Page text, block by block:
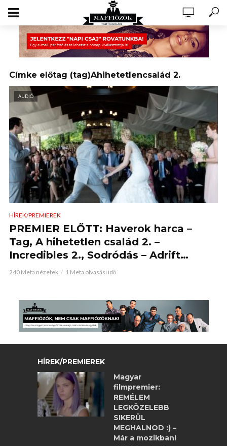
Címke előtag (tag)Ahihetetlencsalád 2.
AUDIÓ
HÍREK/PREMIEREK
PREMIER ELŐTT: Haverok harca –
Tag, A hihetetlen család 2. –
Incredibles 2., Sodródás – Adrift…
240 Meta nézetek 1 Meta olvasási idő
HÍREK/PREMIEREK
Magyar
filmpremier:
REMÉLEM
LEGKÖZELEBB
SIKERÜL
MEGHALNOD :) –
Már a mozikban!